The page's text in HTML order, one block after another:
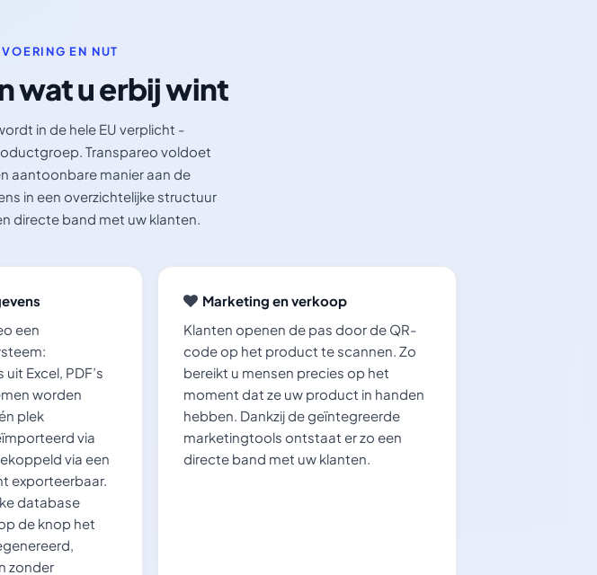
EN NUT
wat u erbij wint
in de hele EU verplicht -
Transpareo voldoet
aantoonbare manier aan de
in een overzichtelijke structuur
directe band met uw klanten.
een
Excel, PDF’s
worden
plek
via
via een
exporteerbaar.
database
de knop het
zonder
Marketing en verkoop
Klanten openen de pas door de QR-
code op het product te scannen. Zo
bereikt u mensen precies op het
moment dat ze uw product in handen
hebben. Dankzij de geïntegreerde
marketingtools ontstaat er zo een
directe band met uw klanten.